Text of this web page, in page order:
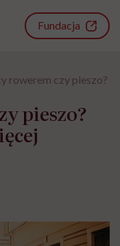
Fundacja
rowerem czy pieszo?
pieszo?